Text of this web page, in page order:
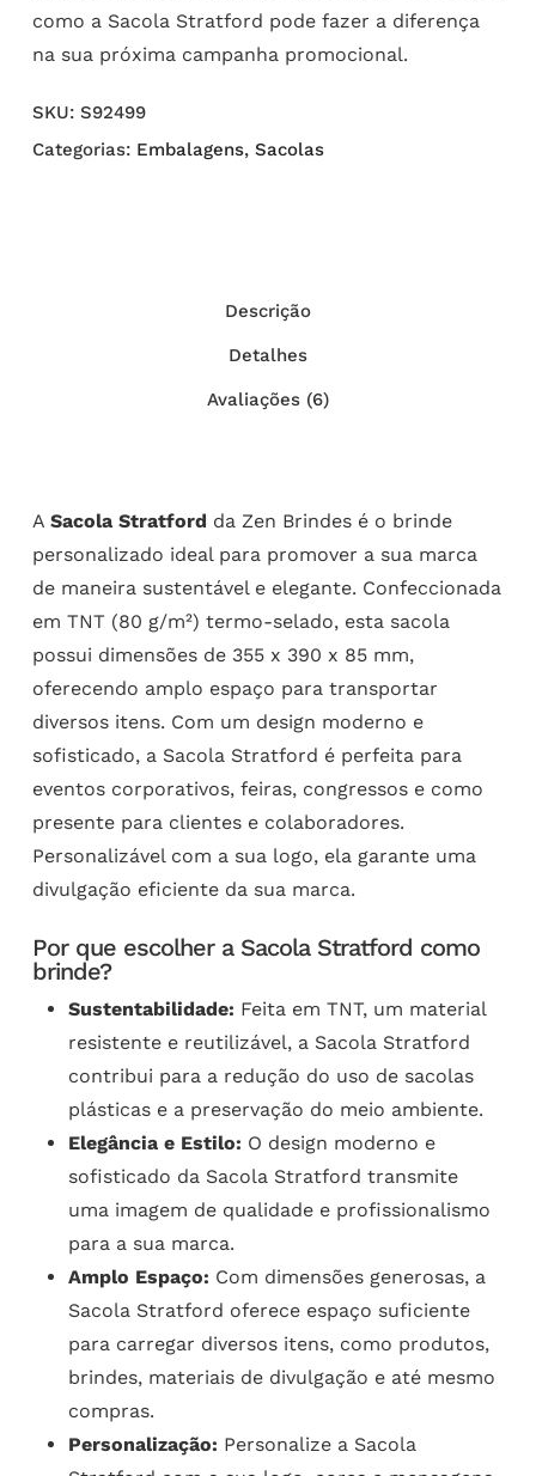
como a Sacola Stratford pode fazer a diferença
na sua próxima campanha promocional.
SKU: S92499
Categorias: Embalagens, Sacolas
Descrição
Detalhes
Avaliações (6)
A Sacola Stratford da Zen Brindes é o brinde
personalizado ideal para promover a sua marca
de maneira sustentável e elegante. Confeccionada
em TNT (80 g/m²) termo-selado, esta sacola
possui dimensões de 355 x 390 x 85 mm,
oferecendo amplo espaço para transportar
diversos itens. Com um design moderno e
sofisticado, a Sacola Stratford é perfeita para
eventos corporativos, feiras, congressos e como
presente para clientes e colaboradores.
Personalizável com a sua logo, ela garante uma
divulgação eficiente da sua marca.
Por que escolher a Sacola Stratford como
brinde?
Sustentabilidade: Feita em TNT, um material
resistente e reutilizável, a Sacola Stratford
contribui para a redução do uso de sacolas
plásticas e a preservação do meio ambiente.
Elegância e Estilo: O design moderno e
sofisticado da Sacola Stratford transmite
uma imagem de qualidade e profissionalismo
para a sua marca.
Amplo Espaço: Com dimensões generosas, a
Sacola Stratford oferece espaço suficiente
para carregar diversos itens, como produtos,
brindes, materiais de divulgação e até mesmo
compras.
Personalização: Personalize a Sacola